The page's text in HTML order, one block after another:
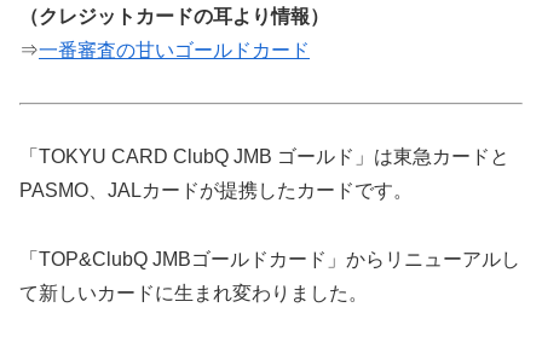
（クレジットカードの耳より情報）
⇒一番審査の甘いゴールドカード
「TOKYU CARD ClubQ JMB ゴールド」は東急カードと
PASMO、JALカードが提携したカードです。
「TOP&ClubQ JMBゴールドカード」からリニューアルし
て新しいカードに生まれ変わりました。